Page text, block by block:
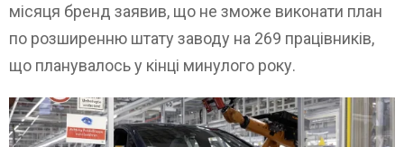
місяця бренд заявив, що не зможе виконати план
по розширенню штату заводу на 269 працівників,
що планувалось у кінці минулого року.